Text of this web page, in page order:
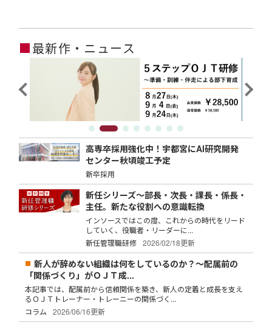
■最新作・ニュース
高専卒採用強化中！宇都宮にAI研究開発
センター秋頃竣工予定
新卒採用
新任シリーズ～部長・次長・課長・係長・
主任。新たな役割への意識転換
インソースではこの度、これからの時代をリード
していく、役職者・リーダーに...
新任管理職研修
2026/02/18更新
新人が辞めない組織は何をしているのか？～配属前の
「関係づくり」がＯＪＴ成...
本記事では、配属前から信頼関係を築き、新人の定着と成長を支え
るＯＪＴトレーナー・トレーニーの関係づく...
コラム
2026/06/16更新